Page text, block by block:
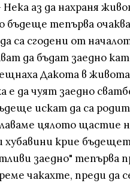
аз да нахраня
бъдеще тепърва
са сгодени от
да бъдат заедно
Дакота в
е да чуят заедно
искат да са
цялото щастие
хубавини крие
заедно" тепърва
чакахте, преди да